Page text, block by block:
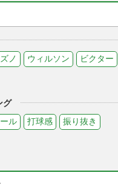
ノ ウィルソン ビクター
グ
ル 打球感 振り抜き